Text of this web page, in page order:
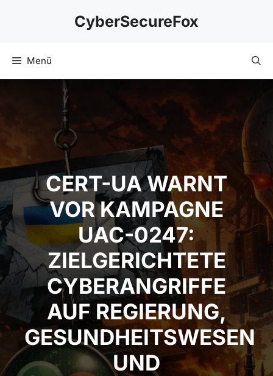
CyberSecureFox
Menü
CERT-UA WARNT VOR
KAMPAGNE UAC-
0247:
ZIELGERICHTETE
CYBERANGRIFFE AUF
REGIERUNG,
GESUNDHEITSWESEN
UND STREITKRAEFTE